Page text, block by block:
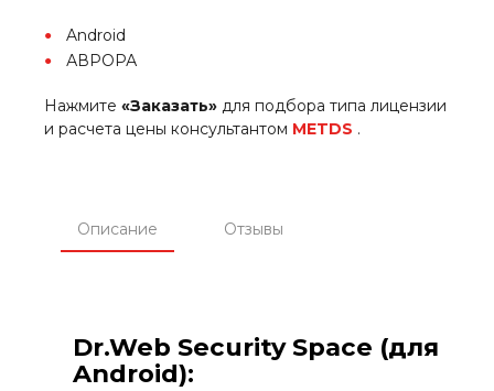
Android
АВРОРА
Нажмите «Заказать» для подбора типа лицензии
и расчета цены консультантом METDS .
Описание Отзывы
Dr.Web Security Space (для
Android):